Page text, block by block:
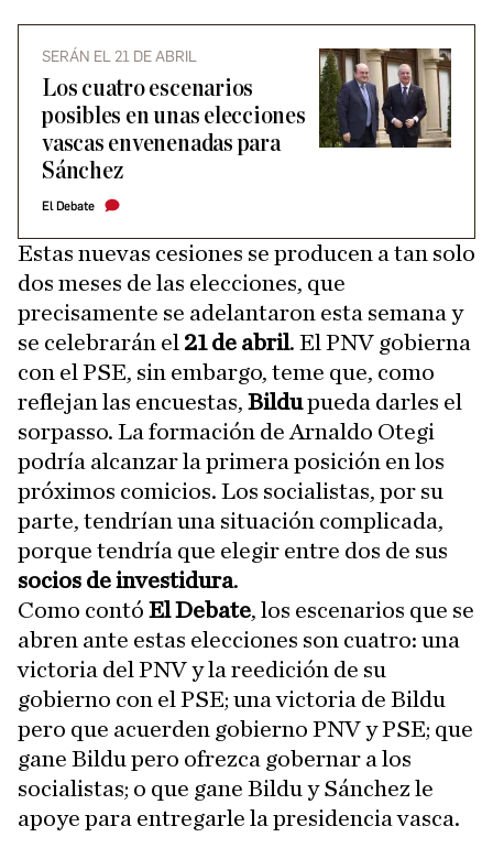
SERÁN EL 21 DE ABRIL
Los cuatro escenarios
posibles en unas elecciones
vascas envenenadas para
Sánchez
El Debate
Estas nuevas cesiones se producen a tan solo
dos meses de las elecciones, que
precisamente se adelantaron esta semana y
se celebrarán el 21 de abril. El PNV gobierna
con el PSE, sin embargo, teme que, como
reflejan las encuestas, Bildupueda darles el
sorpasso. La formación de Arnaldo Otegi
podría alcanzar la primera posición en los
próximos comicios. Los socialistas, por su
parte, tendrían una situación complicada,
porque tendría que elegir entre dos de sus
socios de investidura.
Como contó El Debate, los escenarios que se
abren ante estas elecciones son cuatro: una
victoria del PNV y la reedición de su
gobierno con el PSE; una victoria de Bildu
pero que acuerden gobierno PNV y PSE; que
gane Bildu pero ofrezca gobernar a los
socialistas; o que gane Bildu y Sánchez le
apoye para entregarle la presidencia vasca.